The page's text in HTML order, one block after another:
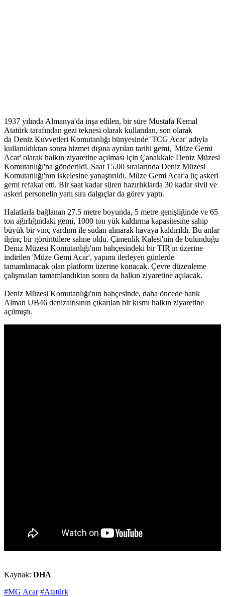
1937 yılında Almanya'da inşa edilen, bir süre Mustafa Kemal
Atatürk tarafından gezi teknesi olarak kullanılan, son olarak
da Deniz Kuvvetleri Komutanlığı bünyesinde 'TCG Acar' adıyla
kullanıldıktan sonra hizmet dışına ayrılan tarihi gemi, 'Müze Gemi
Acar' olarak halkın ziyaretine açılması için Çanakkale Deniz Müzesi
Komutanlığı'na gönderildi. Saat 15.00 sıralarında Deniz Müzesi
Komutanlığı'nın iskelesine yanaştırıldı. Müze Gemi Acar'a üç askeri
gemi refakat etti. Bir saat kadar süren hazırlıklarda 30 kadar sivil ve
askeri personelin yanı sıra dalgıçlar da görev yaptı.
Halatlarla bağlanan 27.5 metre boyunda, 5 metre genişliğinde ve 65
ton ağırlığındaki gemi, 1000 ton yük kaldırma kapasitesine sahip
büyük bir vinç yardımı ile sudan alınarak havaya kaldırıldı. Bu anlar
ilginç bir görüntülere sahne oldu. Çimenlik Kalesi'nin de bulunduğu
Deniz Müzesi Komutanlığı'nın bahçesindeki bir TIR'ın üzerine
indirilen 'Müze Gemi Acar', yapımı ilerleyen günlerde
tamamlanacak olan platform üzerine konacak. Çevre düzenleme
çalışmaları tamamlandıktan sonra da halkın ziyaretine açılacak.
Deniz Müzesi Komutanlığı'nın bahçesinde, daha öncede batık
Alman UB46 denizaltısının çıkarılan bir kısmı halkın ziyaretine
açılmıştı.
Kaynak: DHA
#MG Acar #Atatürk